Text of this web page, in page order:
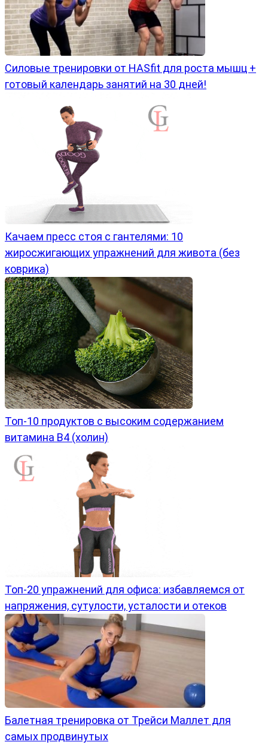
Силовые тренировки от HASfit для роста мышц +
готовый календарь занятий на 30 дней!
Качаем пресс стоя с гантелями: 10
жиросжигающих упражнений для живота (без
коврика)
Топ-10 продуктов с высоким содержанием
витамина B4 (холин)
Топ-20 упражнений для офиса: избавляемся от
напряжения, сутулости, усталости и отеков
Балетная тренировка от Трейси Маллет для
самых продвинутых